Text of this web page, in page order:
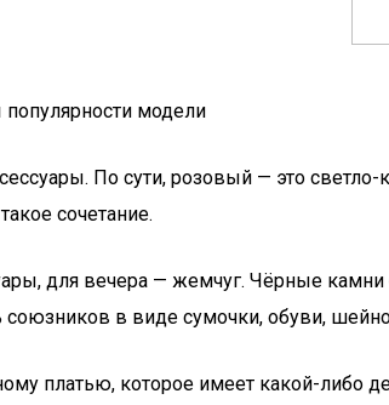
модели
По сути, розовый — это
сочетание.
для вечера — жемчуг. Чёрные камни
в виде сумочки, обуви,
платью, которое имеет какой-либо